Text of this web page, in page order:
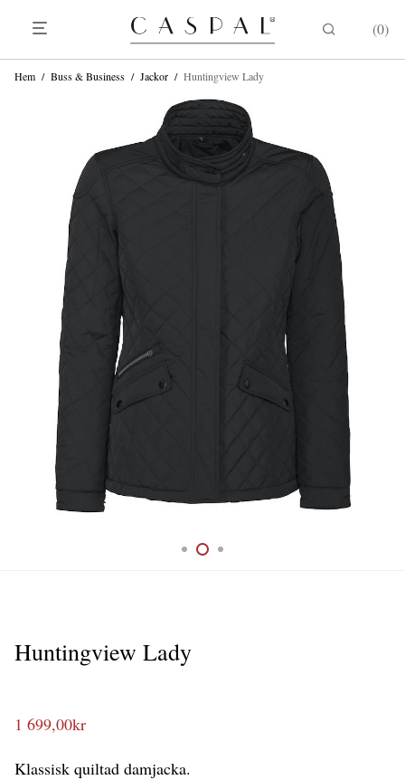
0
Hem / Buss & Business / Jackor / Huntingview Lady
Huntingview Lady
1 699,00kr
Klassisk quiltad damjacka.